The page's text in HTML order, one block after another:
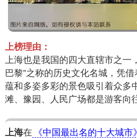
上榜理由：
上海也是我国的四大直辖市之一
巴黎”之称的历史文化名城，凭
蕴和多姿多彩的景色吸引着众多
滩、豫园、人民广场都是游客向
上海在 《中国最出名的十大城市》